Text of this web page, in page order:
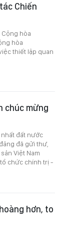
Chiến
hòa
hòa
thiết lập quan
chúc mừng
nhất đất nước
đã gửi thư,
Việt Nam
chức chính trị -
hơn, to